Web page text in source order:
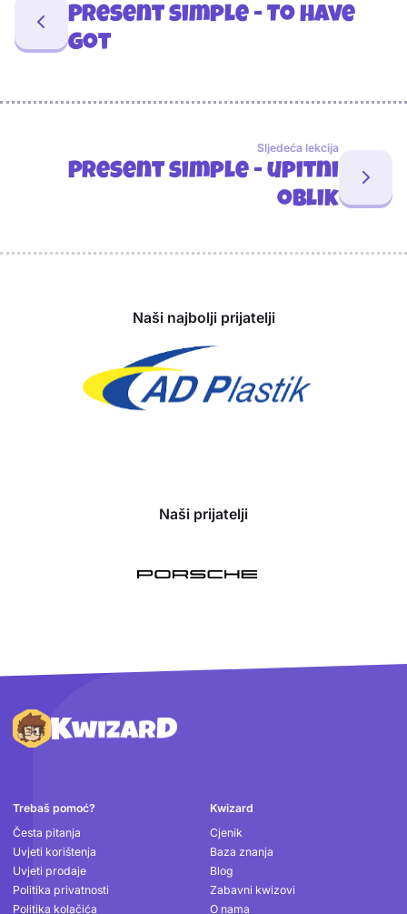
Present simple - To have
got
Sljedeća lekcija
Present simple - upitni
oblik
Naši najbolji prijatelji
Naši prijatelji
Podnožje
Trebaš pomoć?
Česta pitanja
Uvjeti korištenja
Uvjeti prodaje
Politika privatnosti
Politika kolačića
Kwizard
Cjenik
Baza znanja
Blog
Zabavni kwizovi
O nama